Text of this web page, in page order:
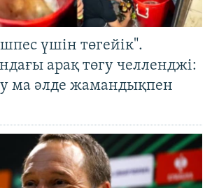
үшін төгейік".
арақ төгу челленджі:
ма әлде жамандықпен